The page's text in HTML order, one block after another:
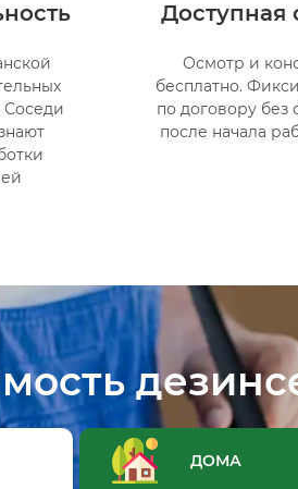
Соседи
Доступная
Осмотр и
бесплатно.
по договору без
после начала
ДОМА